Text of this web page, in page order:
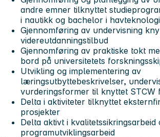
andre emner tilknyttet
i nautikk og bachelor i
Gjennomføring av undervisning
videreutdanningstilbud
Gjennomføring av praktiske tokt
bord på universitetets
Utvikling og implementering av
læringsutbyttebeskrivelser,
vurderingsformer til knyttet STCW
Delta i aktiviteter tilknyttet
prosjekter
Delta aktivt i kvalitetssikringsarbeid
programutviklingsarbeid